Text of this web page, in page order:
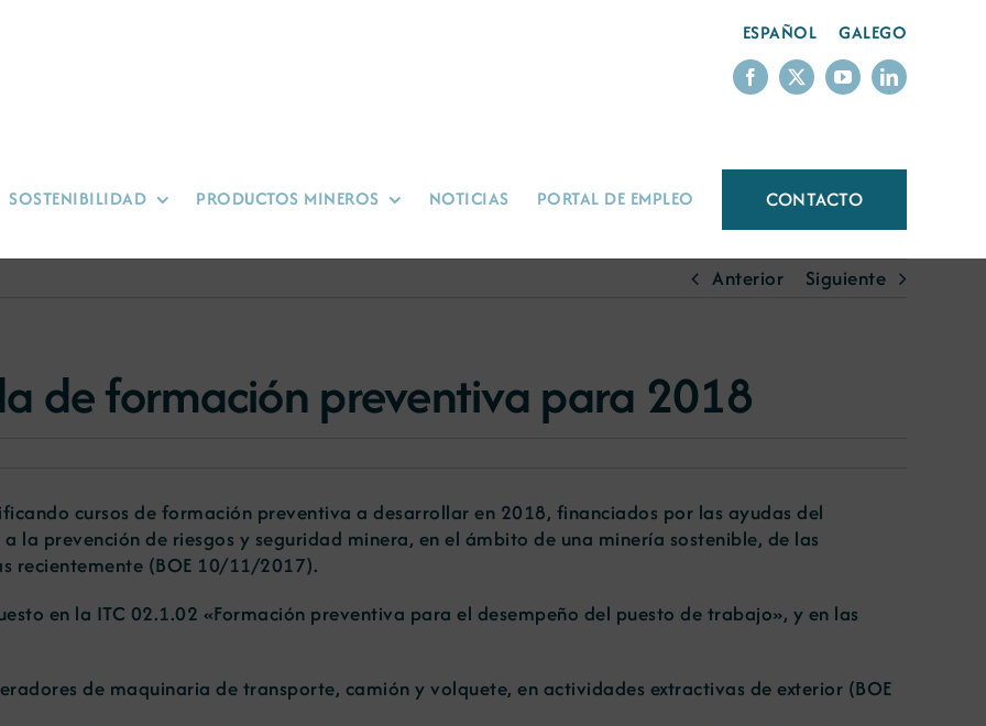
ESPAÑOL GALEGO
SOSTENIBILIDAD PRODUCTOS MINEROS NOTICIAS PORTAL DE EMPLEO CONTACTO
Anterior Siguiente
de formación preventiva para 2018
cursos de formación preventiva a desarrollar en 2018, financiados por las ayudas del
la prevención de riesgos y seguridad minera, en el ámbito de una minería sostenible, de las
recientemente (BOE 10/11/2017).
en la ITC 02.1.02 «Formación preventiva para el desempeño del puesto de trabajo», y en las
de maquinaria de transporte, camión y volquete, en actividades extractivas de exterior (BOE